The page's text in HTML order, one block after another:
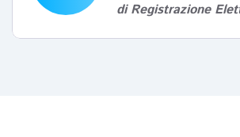
di Registrazione